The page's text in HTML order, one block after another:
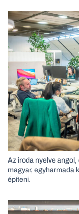
Az iroda nyelve
magyar, egyharmada
építeni.